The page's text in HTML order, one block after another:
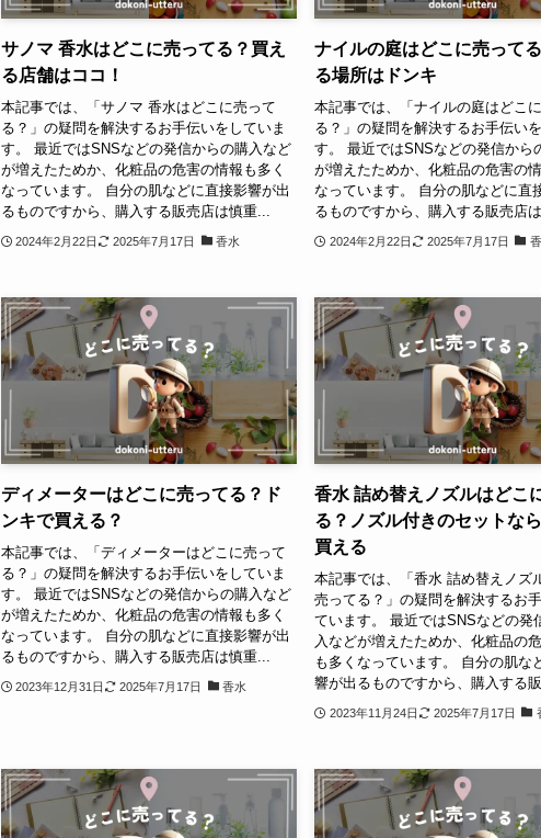
サノマ 香水はどこに売ってる？買え
る店舗はココ！
本記事では、「サノマ 香水はどこに売って
る？」の疑問を解決するお手伝いをしていま
す。 最近ではSNSなどの発信からの購入など
が増えたためか、化粧品の危害の情報も多く
なっています。 自分の肌などに直接影響が出
るものですから、購入する販売店は慎重...
2024年2月22日 2025年7月17日 香水
ナイルの庭はどこに売って
る場所はドンキ
本記事では、「ナイルの庭はどこ
る？」の疑問を解決するお手伝い
す。 最近ではSNSなどの発信から
が増えたためか、化粧品の危害の
なっています。 自分の肌などに直
るものですから、購入する販売店は
2024年2月22日 2025年7月17日
ディメーターはどこに売ってる？ド
ンキで買える？
本記事では、「ディメーターはどこに売って
る？」の疑問を解決するお手伝いをしていま
す。 最近ではSNSなどの発信からの購入など
が増えたためか、化粧品の危害の情報も多く
なっています。 自分の肌などに直接影響が出
るものですから、購入する販売店は慎重...
2023年12月31日 2025年7月17日 香水
香水 詰め替えノズルはどこ
る？ノズル付きのセットな
買える
本記事では、「香水 詰め替えノズ
売ってる？」の疑問を解決するお
ています。 最近ではSNSなどの発
入などが増えたためか、化粧品の
も多くなっています。 自分の肌な
響が出るものですから、購入する販
2023年11月24日 2025年7月17日